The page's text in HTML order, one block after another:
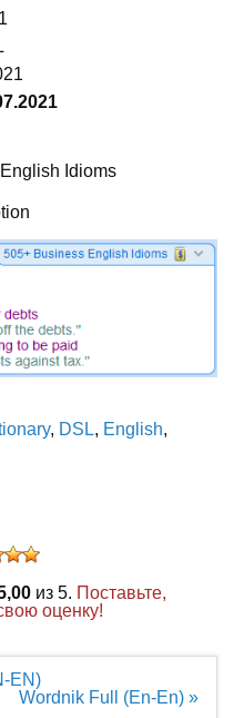
Idioms
, DSL, English,
из 5. Поставьте,
оценку!
EN)
Wordnik Full (En-En) »